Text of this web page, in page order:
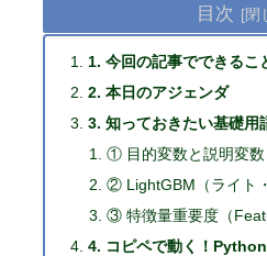
目次
1. 今回の記事でできるこ
2. 本日のアジェンダ
3. 知っておきたい基礎用
① 目的変数と説明変数
② LightGBM（ライト
③ 特徴量重要度（
4. コピペで動く！